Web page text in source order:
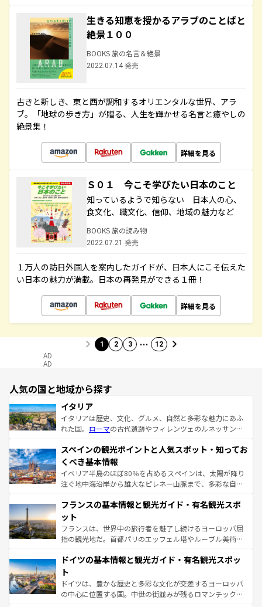
生きる知恵を授かるアラブのことばと
絶景１００
BOOKS 旅の名言＆絶景
2022.07.14 発売
古きと新しき、東と西が調和するオリエンタルな世界、アラ
ブ。「地球の歩き方」が贈る、人生を輝かせる名言と癒やしの
絶景集！
詳細を見る
Ｓ０１ 今こそ学びたい日本のこと
知っているようで知らない 日本人の心、
食文化、職文化、信仰、地域の魅力など
BOOKS 旅の読み物
2022.07.21 発売
１万人の訪日外国人を案内したガイドが、日本人にこそ伝えた
い日本の魅力が満載。日本の再発見ができる１冊！
詳細を見る
1 2 3 … 12
AD
AD
人気の国と地域から探す
イタリア
イタリアは歴史、文化、グルメ、自然と多彩な魅力にあふ
れた国。 ローマの古代遺跡やフィレンツェのルネッサンス
ろん、トスカーナの美しい田園風景やアマルフィ海岸の絶
景など、自然景観も見逃せない。観光の合間には、本場の
ピザやパスタなど、絶品のイタリア料理を堪能することも
できる。朝目覚めてから夜眠るまで、すべての瞬間を楽し
なお、新着のイタリア情報はコンテンツ一覧を参照してほ
しい。
スペインの観光ポイントと人気スポット・知ってお
くべき基本情報
イベリア半島のほぼ80％を占めるスペインは、太陽が降り
注ぐ地中海沿岸から雄大なピレネー山脈まで、多彩な自然
文化が根付くこの国では、情熱的なフラメンコ、熱気あふ
れる闘牛、そして美味しいタパスが生活の一部となってい
る。首都マドリードの洗練された雰囲気や、バルセロナの
アートに溢れた街角から、地方では古代ローマ遺跡や中世
せる。地方によって風土や気候が異なるスペインはその個
ンテンツ一覧 を参照してほしい。
フランスの基本情報と観光ガイド・有名観光スポ
ット
フランスは、世界中の旅行者を魅了し続けるヨーロッパ屈
指の観光地だ。首都パリのエッフェル塔やルーブル美術館
で、幅広い魅力が詰まっている。華麗な宮殿、歴史的な大
聖堂、美しいビーチ、そして豊かな自然が、訪れる者を心
から魅了する。また、フランスは美食の国としても知ら
れ、フランス料理はユネスコ無形文化遺産にも登録されて
ドイツの基本情報と観光ガイド・有名観光スポッ
ト
ドイツは、豊かな歴史と多彩な文化が交差するヨーロッパ
の中心に位置する国。中世の街並みが残るロマンチック街